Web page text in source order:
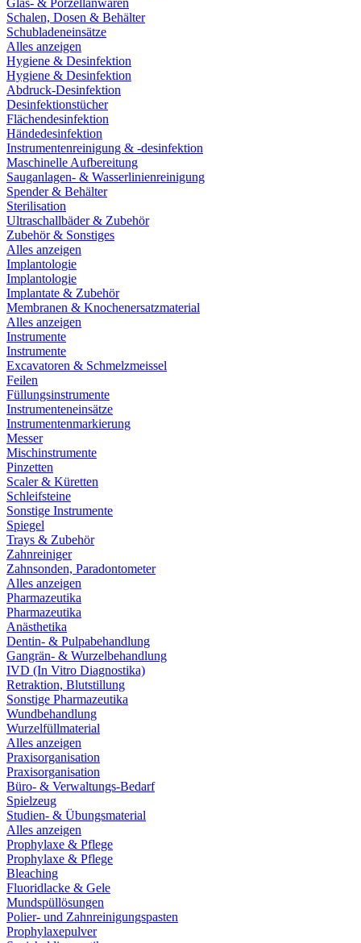
Glas- & Porzellanwaren
Schalen, Dosen & Behälter
Schubladeneinsätze
Alles anzeigen
Hygiene & Desinfektion
Hygiene & Desinfektion
Abdruck-Desinfektion
Desinfektionstücher
Flächendesinfektion
Händedesinfektion
Instrumentenreinigung & -desinfektion
Maschinelle Aufbereitung
Sauganlagen- & Wasserlinienreinigung
Spender & Behälter
Sterilisation
Ultraschallbäder & Zubehör
Zubehör & Sonstiges
Alles anzeigen
Implantologie
Implantologie
Implantate & Zubehör
Membranen & Knochenersatzmaterial
Alles anzeigen
Instrumente
Instrumente
Excavatoren & Schmelzmeissel
Feilen
Füllungsinstrumente
Instrumenteneinsätze
Instrumentenmarkierung
Messer
Mischinstrumente
Pinzetten
Scaler & Küretten
Schleifsteine
Sonstige Instrumente
Spiegel
Trays & Zubehör
Zahnreiniger
Zahnsonden, Paradontometer
Alles anzeigen
Pharmazeutika
Pharmazeutika
Anästhetika
Dentin- & Pulpabehandlung
Gangrän- & Wurzelbehandlung
IVD (In Vitro Diagnostika)
Retraktion, Blutstillung
Sonstige Pharmazeutika
Wundbehandlung
Wurzelfüllmaterial
Alles anzeigen
Praxisorganisation
Praxisorganisation
Büro- & Verwaltungs-Bedarf
Spielzeug
Studien- & Übungsmaterial
Alles anzeigen
Prophylaxe & Pflege
Prophylaxe & Pflege
Bleaching
Fluoridlacke & Gele
Mundspüllösungen
Polier- und Zahnreinigungspasten
Prophylaxepulver